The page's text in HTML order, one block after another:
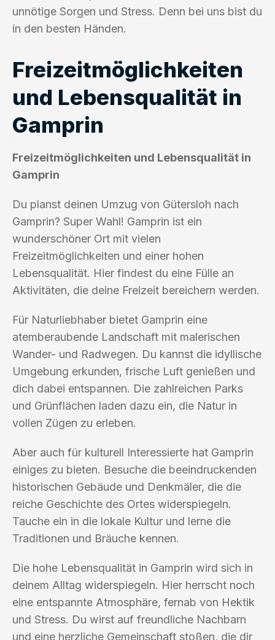
unnötige Sorgen und Stress. Denn bei uns bist du
in den besten Händen.
Freizeitmöglichkeiten
und Lebensqualität in
Gamprin
Freizeitmöglichkeiten und Lebensqualität in
Gamprin
Du planst deinen Umzug von Gütersloh nach
Gamprin? Super Wahl! Gamprin ist ein
wunderschöner Ort mit vielen
Freizeitmöglichkeiten und einer hohen
Lebensqualität. Hier findest du eine Fülle an
Aktivitäten, die deine Freizeit bereichern werden.
Für Naturliebhaber bietet Gamprin eine
atemberaubende Landschaft mit malerischen
Wander- und Radwegen. Du kannst die idyllische
Umgebung erkunden, frische Luft genießen und
dich dabei entspannen. Die zahlreichen Parks
und Grünflächen laden dazu ein, die Natur in
vollen Zügen zu erleben.
Aber auch für kulturell Interessierte hat Gamprin
einiges zu bieten. Besuche die beeindruckenden
historischen Gebäude und Denkmäler, die die
reiche Geschichte des Ortes widerspiegeln.
Tauche ein in die lokale Kultur und lerne die
Traditionen und Bräuche kennen.
Die hohe Lebensqualität in Gamprin wird sich in
deinem Alltag widerspiegeln. Hier herrscht noch
eine entspannte Atmosphäre, fernab von Hektik
und Stress. Du wirst auf freundliche Nachbarn
und eine herzliche Gemeinschaft stoßen, die dir